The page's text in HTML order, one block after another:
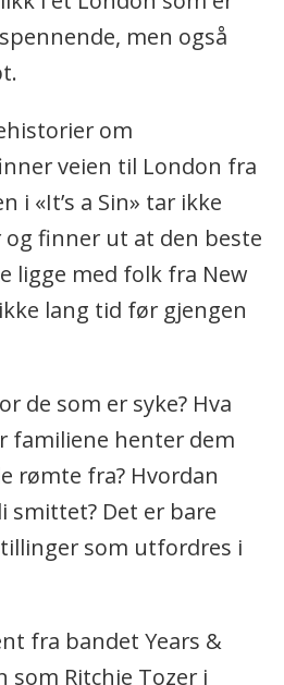
men også
om
veien til London fra
i «It’s a Sin» tar ikke
og finner ut at den beste
ligge med folk fra New
lang tid før gjengen
de som er syke? Hva
familiene henter dem
rømte fra? Hvordan
smittet? Det er bare
som utfordres i
fra bandet Years &
som Ritchie Tozer i